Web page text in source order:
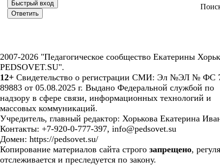
2007-2026 "Педагогическое сообщество Екатерины
PEDSOVET.SU".
12+ Свидетельство о регистрации СМИ: Эл №ЭЛ № ФС
89883 от 05.08.2025 г. Выдано Федеральной службой по
надзору в сфере связи, информационных технологий и
массовых коммуникаций.
Учредитель, главный редактор: Хорькова Екатерина
Контакты: +7-920-0-777-397, info@pedsovet.su
Домен: https://pedsovet.su/
Копирование материалов сайта строго запрещено,
отслеживается и преследуется по закону.